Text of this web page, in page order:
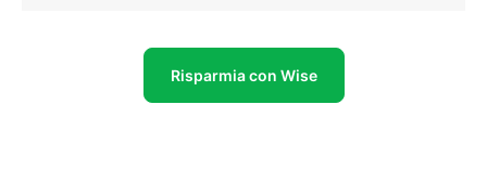
Risparmia con Wise